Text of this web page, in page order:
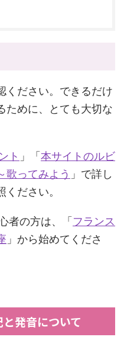
ください。できるだけ
ために、とても大切な
ト 」「 本サイトのルビ
歌ってみよう 」で詳し
ださい。
者の方は、「 フランス
」から始めてくださ
発音について